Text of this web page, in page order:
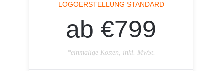
LOGOERSTELLUNG STANDARD
ab €799
*einmalige Kosten, inkl. MwSt.